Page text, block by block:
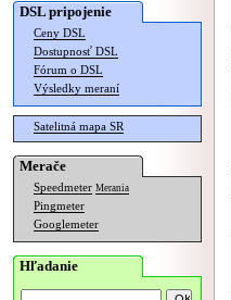
DSL pripojenie
Ceny DSL
Dostupnosť DSL
Fórum o DSL
Výsledky meraní
Satelitná mapa SR
Merače
Speedmeter Merania
Pingmeter
Googlemeter
Hľadanie